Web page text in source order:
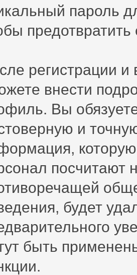
пароль
предотвратить
регистрации
внести
Вы
и
посчитают
будет
быть